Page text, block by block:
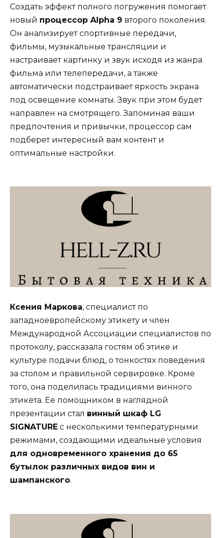
Создать эффект полного погружения помогает
новый процессор Alpha 9 второго поколения.
Он анализирует спортивные передачи,
фильмы, музыкальные трансляции и
настраивает картинку и звук исходя из жанра
фильма или телепередачи, а также
автоматически подстраивает яркость экрана
под освещение комнаты. Звук при этом будет
направлен на смотрящего. Запоминая ваши
предпочтения и привычки, процессор сам
подберет интересный вам контент и
оптимальные настройки.
Ксения Маркова, специалист по
западноевропейскому этикету и член
Международной Ассоциации специалистов по
протоколу, рассказала гостям об этике и
культуре подачи блюд, о тонкостях поведения
за столом и правильной сервировке. Кроме
того, она поделилась традициями винного
этикета. Её помощником в наглядной
презентации стал винный шкаф LG
SIGNATURE с несколькими температурными
режимами, создающими идеальные условия
для одновременного хранения до 65
бутылок различных видов вин и
шампанского.